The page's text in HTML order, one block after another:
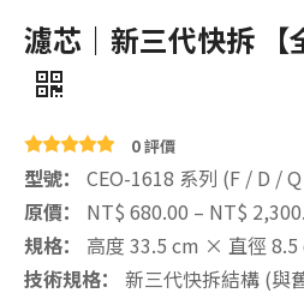
濾芯｜新三代快拆 【
0 評價
型號：
CEO-1618 系列 (F / D /
原價：
NT$ 680.00 – NT$
規格：
高度 33.5 cm × 直徑 8.5
技術規格：
新三代快拆結構 (與